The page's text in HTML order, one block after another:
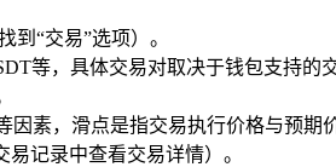
“交易”选项）。
等，具体交易对取决于钱包支持的
素，滑点是指交易执行价格与预期
记录中查看交易详情）。